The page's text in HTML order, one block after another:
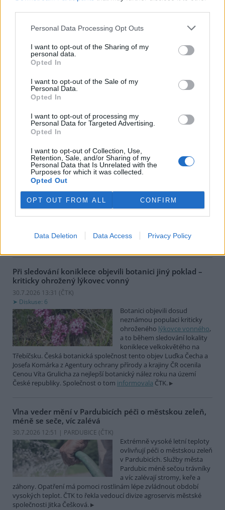
Personal Data Processing Opt Outs
I want to opt-out of the Sharing of my
personal data.
Opted In
I want to opt-out of the Sale of my
Personal Data.
Opted In
I want to opt-out of processing my
Personal Data for Targeted Advertising.
Opted In
I want to opt-out of Collection, Use,
Retention, Sale, and/or Sharing of my
Personal Data that Is Unrelated with the
Purposes for which it was collected.
Opted Out
OPT OUT FROM ALL CONFIRM
Data Deletion Data Access Privacy Policy
30.7.2026 20:27 (ČTK)
podepisuje na množství
Moravy a povodí Dyje. Důležité
vodárenské nádrže jsou na
tom podobně či hůř než ve velmi suchém roce 2018. V
vyplývá z deseti hodnocených vodoměrných profilů. Bouřky
pomáhají situaci jen lokálně a krátkodobě, zásadní plošné zlepšení
lze čekat, až přijdou trvalejší a plošné srážky, uvedla v tiskové
zprávě mluvčí Povodí Moravy Jana Kučerová.
30.7.2026 18:05 | LUŽE (ČTK)
Diskuse: 6
Ve středu večer zemřel v
Někdejšímu dlouholetému
řediteli pražské Botanické
zahrady Na Slupi a popularizátorovi říše rostlin bylo 88 let. Poslední
Větvičkův syn Ivan. Na úmrtíupozornilChrudimský deník s
Při sledování koniklece objevili botanici jiný poklad –
kriticky ohrožený lýkovec vonný
30.7.2026 13:31 (ČTK)
Diskuse: 6
Botanici objevili dosud
neznámou populaci kriticky
ohroženého lýkovce vonného,
a to během sledování lokality
koniklece velkokvětého na
Třebíčsku. Česká botanická společnost tento objev Luďka Čecha a
Josefa Komárka z Agentury ochrany přírody a krajiny ČR ocenila
Cenou Víta Grulicha za nejlepší botanický nález roku na území
České republiky. Společnost o tom informovala ČTK.
Vlna veder mění v Pardubicích péči o městskou zeleň,
méně se seče, víc zalévá
30.7.2026 12:51 | PARDUBICE (ČTK)
Extrémně vysoké letní teploty
ovlivňují péči o městskou zeleň
v Pardubicích. Služby města
Pardubic méně sečou trávníky
a víc zalévají stromy, keře a
záhony. Opatření má pomoci rostlinám lépe zvládnout období
vysokých teplot. ČTK to řekla vedoucí divize agroservis městské
společnosti Jitka Češková.